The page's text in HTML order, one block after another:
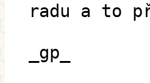
radu a to
_gp_